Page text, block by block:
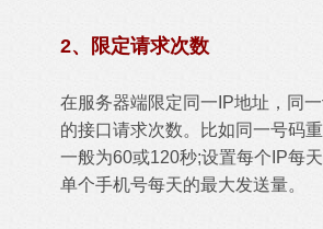
2、限定请求次数
在服务器端限定同一IP地址，同
的接口请求次数。比如同一号码
一般为60或120秒;设置每个IP每
单个手机号每天的最大发送量。